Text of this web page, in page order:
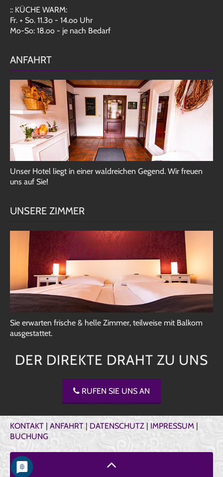
:: KÜCHE WARM:
Fr. + So. 11.3o - 14.oo Uhr
Mo-So: 18.oo - je nach Bedarf
ANFAHRT
Unser Hotel liegt in einer waldreichen Gegend. Wir freuen
uns auf Sie!
UNSERE ZIMMER
Sie erwarten frische & helle Zimmer, teilweise mit Balkom
ausgestattet.
DER DIREKTE DRAHT ZU UNS
RUFEN SIE UNS AN
KONTAKT | ANFAHRT | DATENSCHUTZ | IMPRESSUM |
BUCHUNG